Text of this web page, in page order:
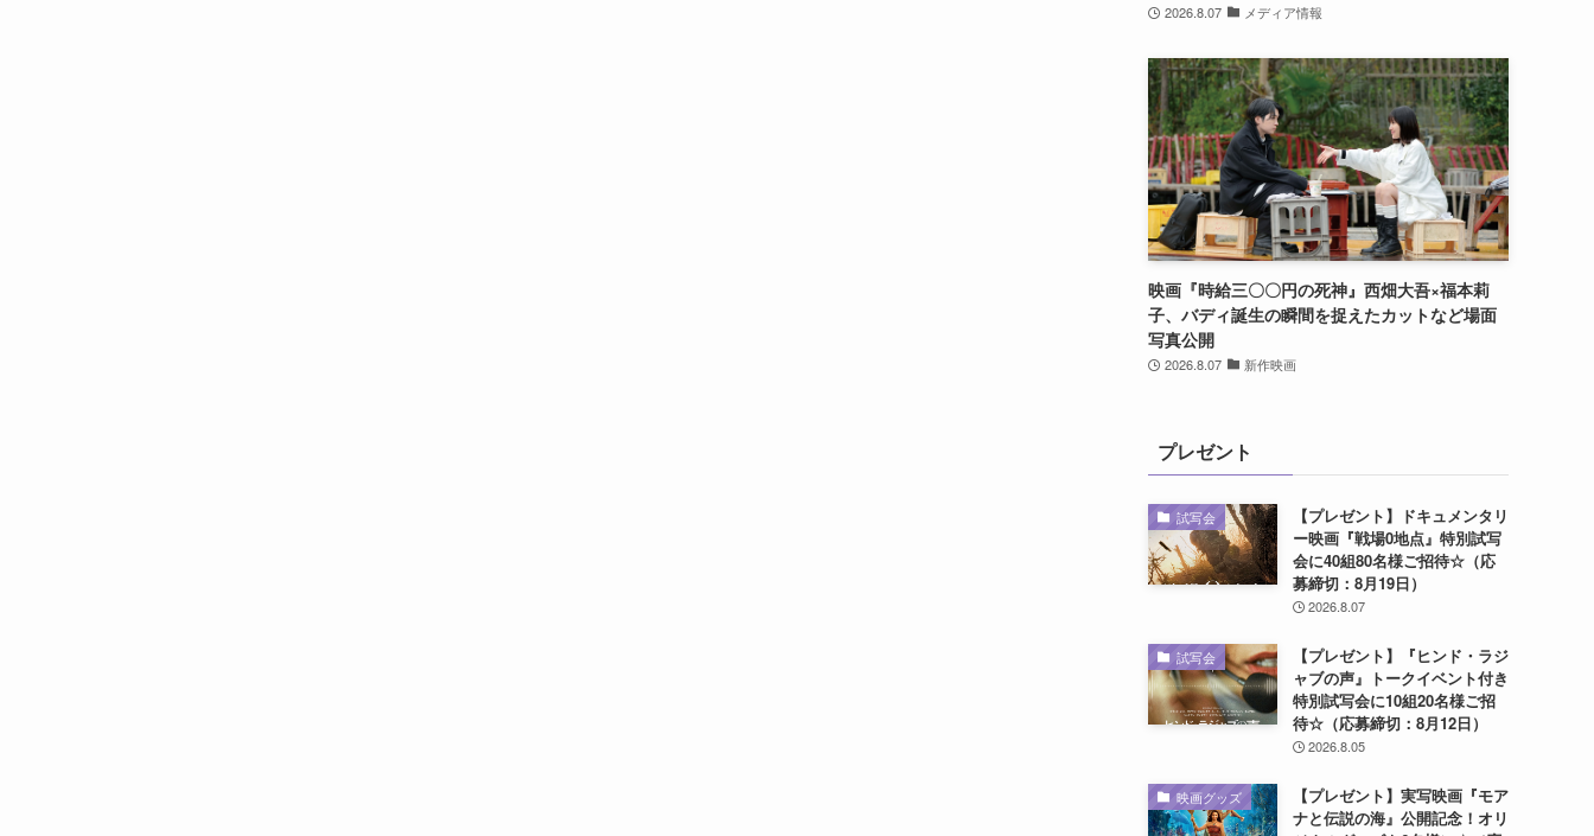
2026.8.07 メディア情報
映画『時給三〇〇円の死神』西畑大吾×福本莉
子、バディ誕生の瞬間を捉えたカットなど場面
写真公開
2026.8.07 新作映画
プレゼント
試写会
【プレゼント】ドキュメンタリ
ー映画『戦場0地点』特別試写
会に40組80名様ご招待☆（応
募締切：8月19日）
2026.8.07
試写会
【プレゼント】『ヒンド・ラジ
ャブの声』トークイベント付き
特別試写会に10組20名様ご招
待☆（応募締切：8月12日）
2026.8.05
映画グッズ
【プレゼント】実写映画『モア
ナと伝説の海』公開記念！オリ